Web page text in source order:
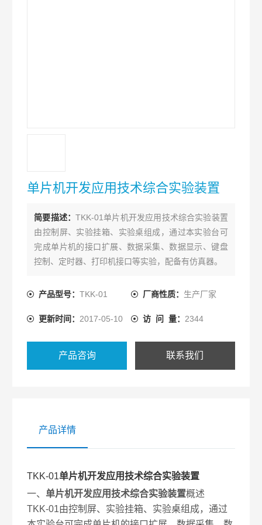
单片机开发应用技术综合实验装置
简要描述：TKK-01单片机开发应用技术综合实验装置
由控制屏、实验挂箱、实验桌组成，通过本实验台可
完成单片机的接口扩展、数据采集、数据显示、键盘
控制、定时器、打印机接口等实验，配备有仿真器。
产品型号：TKK-01 厂商性质： 生产厂家
更新时间： 2017-05-10 访 问 量： 2344
产品咨询 联系我们
产品详情
TKK-01单片机开发应用技术综合实验装置
一、单片机开发应用技术综合实验装置概述
TKK-01由控制屏、实验挂箱、实验桌组成，通过